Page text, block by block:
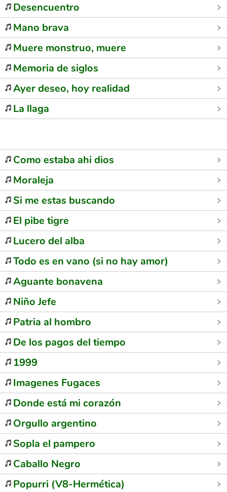
Desencuentro
Mano brava
Muere monstruo, muere
Memoria de siglos
Ayer deseo, hoy realidad
La llaga
Como estaba ahi dios
Moraleja
Si me estas buscando
El pibe tigre
Lucero del alba
Todo es en vano (si no hay amor)
Aguante bonavena
Niño Jefe
Patria al hombro
De los pagos del tiempo
1999
Imagenes Fugaces
Donde está mi corazón
Orgullo argentino
Sopla el pampero
Caballo Negro
Popurri (V8-Hermética)